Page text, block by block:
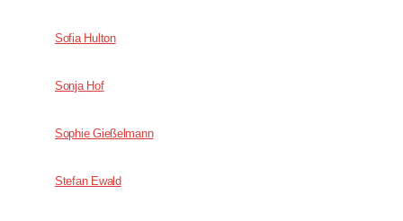
Sofia Hulton
Sonja Hof
Sophie Gießelmann
Stefan Ewald